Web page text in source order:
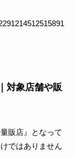
対象店舗や販
販店』となって
ではありません